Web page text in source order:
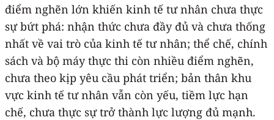
điểm nghẽn lớn khiến kinh tế tư nhân chưa thực
sự bứt phá: nhận thức chưa đầy đủ và chưa thống
nhất về vai trò của kinh tế tư nhân; thể chế, chính
sách và bộ máy thực thi còn nhiều điểm nghẽn,
chưa theo kịp yêu cầu phát triển; bản thân khu
vực kinh tế tư nhân vẫn còn yếu, tiềm lực hạn
chế, chưa thực sự trở thành lực lượng đủ mạnh.